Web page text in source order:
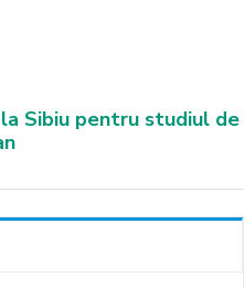
Sibiu pentru studiul de